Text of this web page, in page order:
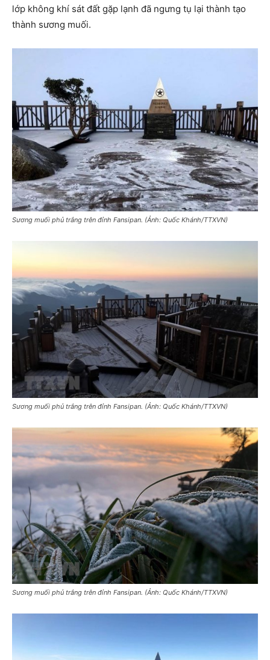
lớp không khí sát đất gặp lạnh đã ngưng tụ lại thành tạo
thành sương muối.
Sương muối phủ trắng trên đỉnh Fansipan. (Ảnh: Quốc Khánh/TTXVN)
Sương muối phủ trắng trên đỉnh Fansipan. (Ảnh: Quốc Khánh/TTXVN)
Sương muối phủ trắng trên đỉnh Fansipan. (Ảnh: Quốc Khánh/TTXVN)